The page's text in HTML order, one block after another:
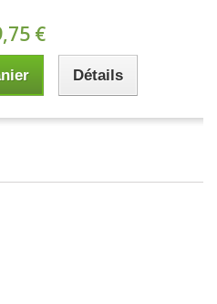
€
Détails